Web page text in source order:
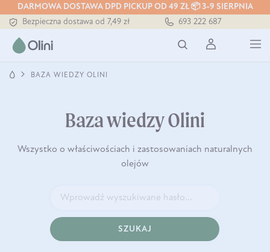
DARMOWA DOSTAWA DPD PICKUP OD 49 ZŁ 📦 3-9 SIERPNIA
Bezpieczna dostawa od 7,49 zł
Darmowa dostawa od 199 zł
Tłoczony zawsze na zimno
693 222 687
BAZA WIEDZY OLINI
Baza wiedzy Olini
Wszystko o właściwościach i zastosowaniach naturalnych
olejów
SZUKAJ